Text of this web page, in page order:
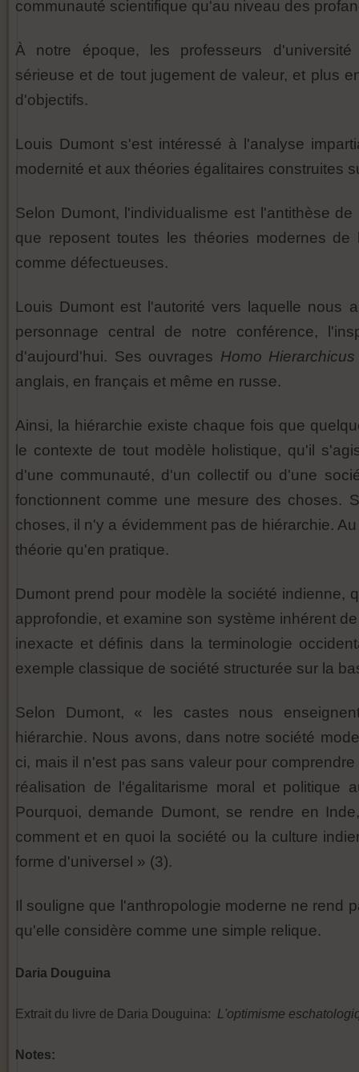
communauté scientifique qu'au niveau des
À notre époque, les professeurs
sérieuse et de tout jugement de valeur, et plus
d'objectifs.
Louis Dumont s'est intéressé à l'analyse
modernité et aux théories égalitaires construites
Selon Dumont, l'individualisme est l'antithèse
que reposent toutes les théories modernes
comme défectueuses.
Louis Dumont est l'autorité vers laquelle nous
personnage central de notre conférence,
d'aujourd'hui. Ses ouvrages Homo Hierarchicus
anglais, en français et même en russe.
Ainsi, la hiérarchie existe chaque fois que
le contexte de tout modèle holistique, qu'il
d'une communauté, d'un collectif ou d'une
fonctionnent comme une mesure des choses.
choses, il n'y a évidemment pas de hiérarchie.
théorie qu'en pratique.
Dumont prend pour modèle la société indienne,
approfondie, et examine son système inhérent
inexacte et définis dans la terminologie
exemple classique de société structurée sur la
Selon Dumont, « les castes nous
hiérarchie. Nous avons, dans notre société
ci, mais il n'est pas sans valeur pour
réalisation de l'égalitarisme moral et politique
Pourquoi, demande Dumont, se rendre en
comment et en quoi la société ou la culture
forme d'universel » (3).
Il souligne que l'anthropologie moderne ne rend
qu'elle considère comme une simple relique.
Daria Douguina
Extrait du livre de Daria Douguina: L'optimisme
Notes: